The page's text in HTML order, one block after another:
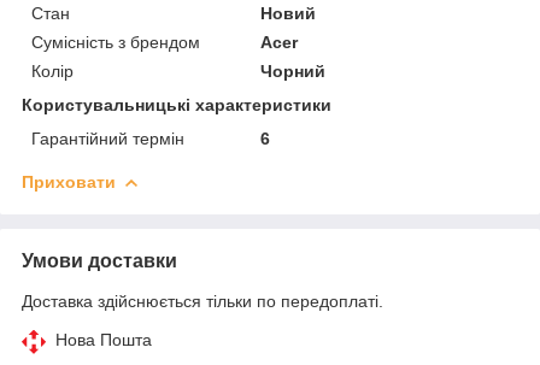
Стан
Новий
Сумісність з брендом
Acer
Колір
Чорний
Користувальницькі характеристики
Гарантійний термін
6
Приховати
Умови доставки
Доставка здійснюється тільки по передоплаті.
Нова Пошта